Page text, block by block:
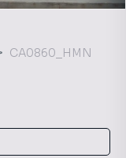
CA0860_HMN